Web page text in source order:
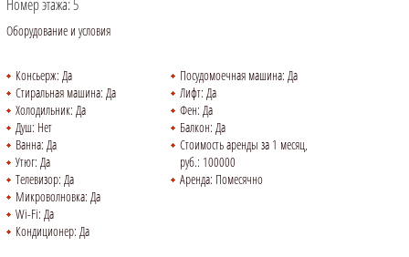
Номер этажа:5
Оборудование и условия
Консьерж:Да
Стиральная машина:Да
Холодильник:Да
Душ: Нет
Ванна:Да
Утюг:Да
Телевизор:Да
Микроволновка:Да
Wi-Fi:Да
Кондиционер:Да
Посудомоечная машина:Да
Лифт:Да
Фен:Да
Балкон:Да
Стоимость аренды за 1 месяц,
руб.: 100000
Аренда: Помесячно